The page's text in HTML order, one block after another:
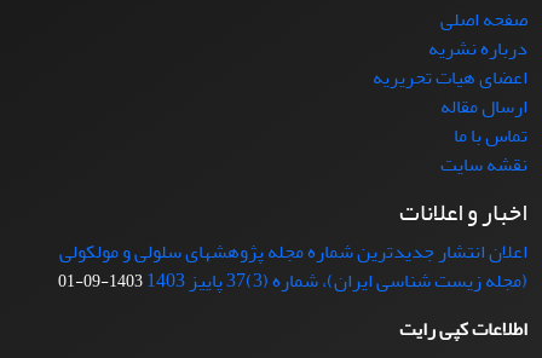
صفحه اصلی
درباره نشریه
اعضای هیات تحریریه
ارسال مقاله
تماس با ما
نقشه سایت
اخبار و اعلانات
اعلان انتشار جدیدترین شماره مجله پژوهشهای سلولی و مولکولی
(مجله زیست شناسی ایران)، شماره (3)37 پاییز 1403
1403-09-01
اطلاعات کپی رایت